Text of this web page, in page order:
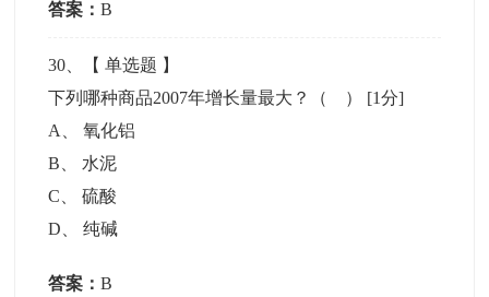
答案：B
30 、【单选题 】
下列哪种商品2007年增长量最大？（ ） [1分]
A
、氧化铝
B
水泥
C 、硫酸
D 、纯碱
答案：B